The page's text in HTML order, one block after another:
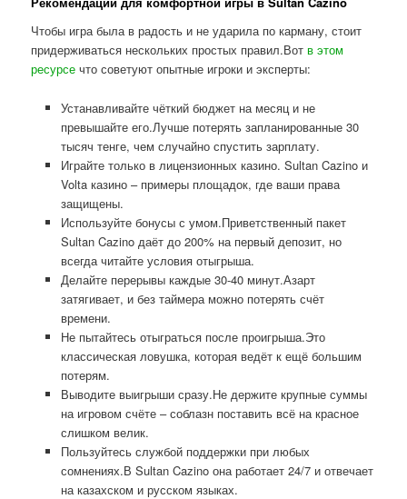
Чтобы игра была в радость и не ударила по карману, стоит
придерживаться нескольких простых правил.Вотв этом
ресурсе что советуют опытные игроки и эксперты:
Устанавливайте чёткий бюджет на месяц и не
превышайте его.Лучше потерять запланированные 30
тысяч тенге, чем случайно спустить зарплату.
Играйте только в лицензионных казино. Sultan Cazino и
Volta казино – примеры площадок, где ваши права
защищены.
Используйте бонусы с умом.Приветственный пакет
Sultan Cazino даёт до 200% на первый депозит, но
всегда читайте условия отыгрыша.
Делайте перерывы каждые 30-40 минут.Азарт
затягивает, и без таймера можно потерять счёт
времени.
Не пытайтесь отыграться после проигрыша.Это
классическая ловушка, которая ведёт к ещё большим
потерям.
Выводите выигрыши сразу.Не держите крупные суммы
на игровом счёте – соблазн поставить всё на красное
слишком велик.
Пользуйтесь службой поддержки при любых
сомнениях.В Sultan Cazino она работает 24/7 и отвечает
на казахском и русском языках.